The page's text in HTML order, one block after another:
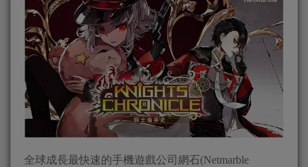
全球成長最快速的手機遊戲公司網石(Netmarble